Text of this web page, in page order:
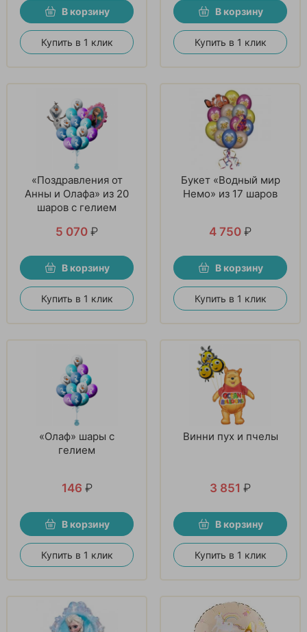
В корзину
Купить в 1 клик
В корзину
Купить в 1 клик
«Поздравления от
Анны и Олафа» из 20
шаров с гелием
5 070 ₽
В корзину
Купить в 1 клик
Букет «Водный мир
Немо» из 17 шаров
4 750 ₽
В корзину
Купить в 1 клик
«Олаф» шары с
гелием
146 ₽
В корзину
Купить в 1 клик
Винни пух и пчелы
3 851 ₽
В корзину
Купить в 1 клик